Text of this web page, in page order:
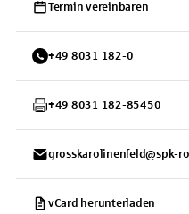
Termin vereinbaren
+49 8031 182-0
+49 8031 182-85450
grosskarolinenfeld@spk-
vCard herunterladen